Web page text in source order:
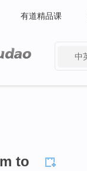
有道精品课
中
to